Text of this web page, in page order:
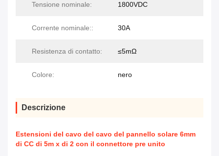
Tensione nominale: 1800VDC
Corrente nominale:: 30A
Resistenza di contatto: ≤5mΩ
Colore: nero
Descrizione
Estensioni del cavo del cavo del pannello solare 6mm
di CC di 5m x di 2 con il connettore pre unito